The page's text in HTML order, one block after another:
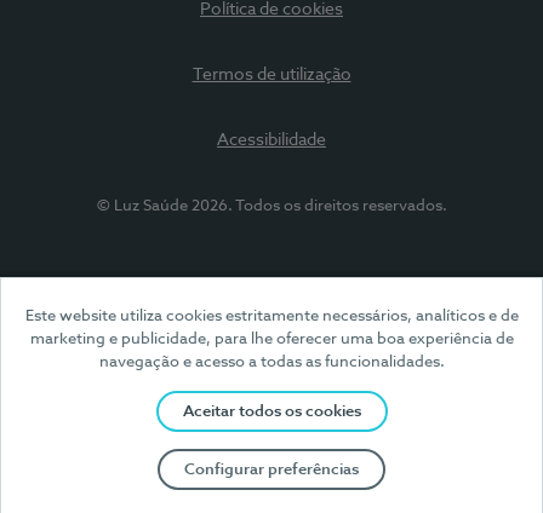
Este website utiliza cookies estritamente necessários, analíticos e de
marketing e publicidade, para lhe oferecer uma boa experiência de
navegação e acesso a todas as funcionalidades.
Aceitar todos os cookies
Configurar preferências
Política de cookies
Termos de utilização
Acessibilidade
© Luz Saúde 2026. Todos os direitos reservados.